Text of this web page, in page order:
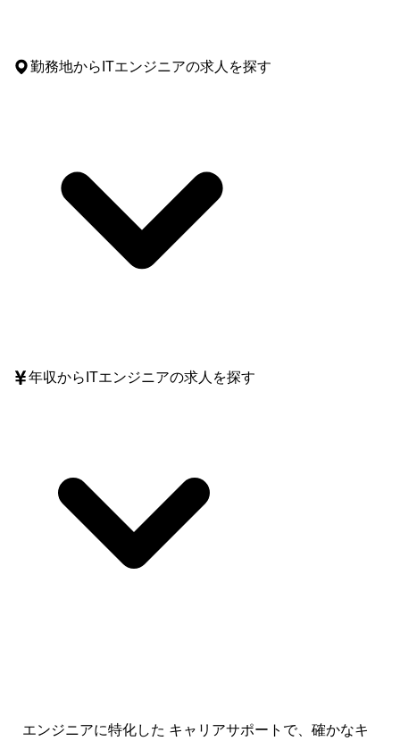
勤務地からITエンジニアの求人を探す
年収からITエンジニアの求人を探す
エンジニアに特化した キャリアサポートで、 確かなキ